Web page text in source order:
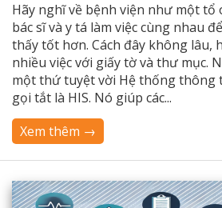
Hãy nghĩ về bệnh viện như một tổ
bác sĩ và y tá làm việc cùng nhau
thấy tốt hơn. Cách đây không lâu,
nhiều việc với giấy tờ và thư mục.
một thứ tuyệt vời Hệ thống thông
gọi tắt là HIS. Nó giúp các...
Xem thêm →